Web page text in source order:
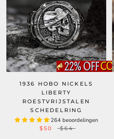
1936 HOBO NICKELS
LIBERTY
ROESTVRIJSTALEN
SCHEDELRING
264 beoordelingen
$50 $64